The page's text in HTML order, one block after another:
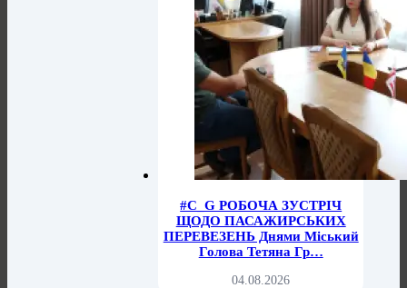
#C_G РОБОЧА ЗУСТРІЧ
ЩОДО ПАСАЖИРСЬКИХ
ПЕРЕВЕЗЕНЬ Днями Міський
Голова Тетяна Гр…
04.08.2026